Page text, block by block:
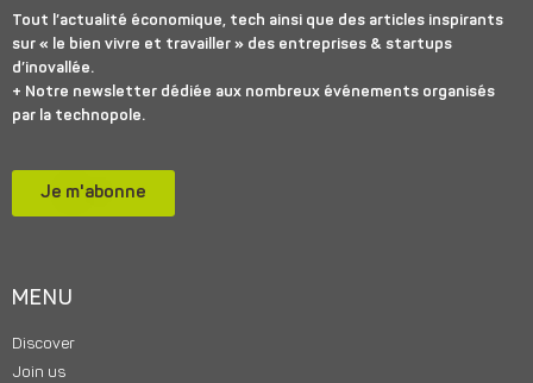
Tout l’actualité économique, tech ainsi que des articles inspirants
sur « le bien vivre et travailler » des entreprises & startups
d’inovallée.
+ Notre newsletter dédiée aux nombreux événements organisés
par la technopole.
Je m'abonne
MENU
Discover
Join us